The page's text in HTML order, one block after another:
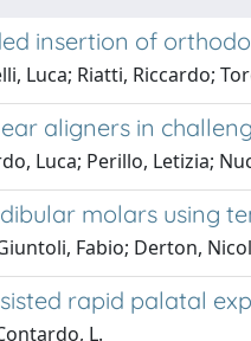
insertion of
Luca; Riatti, Riccardo;
aligners in
Luca; Perillo, Letizia;
molars using
Fabio; Derton,
rapid palatal
L.